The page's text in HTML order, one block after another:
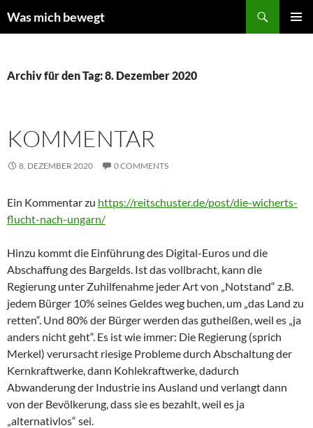
Inhalt
Was mich bewegt
Archiv für den Tag: 8. Dezember 2020
KOMMENTAR
8. DEZEMBER 2020 0 COMMENTS
Ein Kommentar zu https://reitschuster.de/post/die-wicherts-
flucht-nach-ungarn/
Hinzu kommt die Einführung des Digital-Euros und die
Abschaffung des Bargelds. Ist das vollbracht, kann die
Regierung unter Zuhilfenahme jeder Art von „Notstand“ z.B.
jedem Bürger 10% seines Geldes weg buchen, um „das Land zu
retten“. Und 80% der Bürger werden das gutheißen, weil es „ja
anders nicht geht“. Es ist wie immer: Die Regierung (sprich
Merkel) verursacht riesige Probleme durch Abschaltung der
Kernkraftwerke, dann Kohlekraftwerke, dadurch
Abwanderung der Industrie ins Ausland und verlangt dann
von der Bevölkerung, dass sie es bezahlt, weil es ja
„alternativlos“ sei.